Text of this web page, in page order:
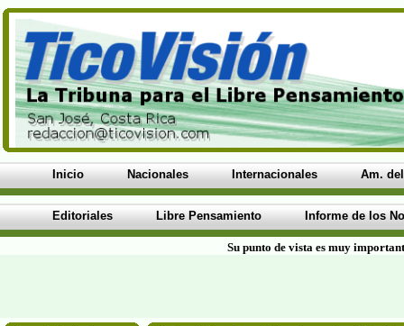
Inicio Nacionales Internacionales Am.
Editoriales Libre Pensamiento Informe de los
Su punto de vista es muy